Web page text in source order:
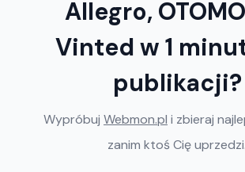
Allegro,
Vinted w 1
publikacji?
Wypróbuj Webmon.pl i zbieraj
zanim ktoś Cię uprzedzi.